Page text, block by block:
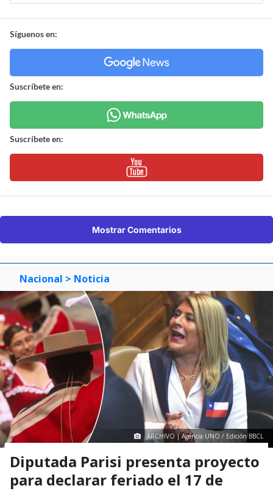
Síguenos en:
Suscríbete en:
Suscríbete en:
Mostrar Comentarios
Nacional > Noticia
ARCHIVO | Agencia UNO / Edición BBCL
Diputada Parisi presenta proyecto
para declarar feriado el 17 de